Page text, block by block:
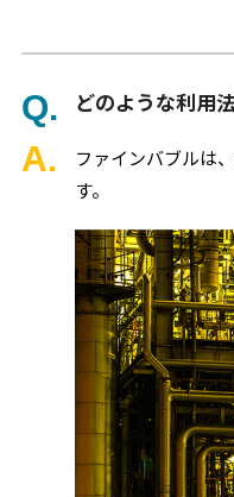
どのような利用
ファインバブルは
す。